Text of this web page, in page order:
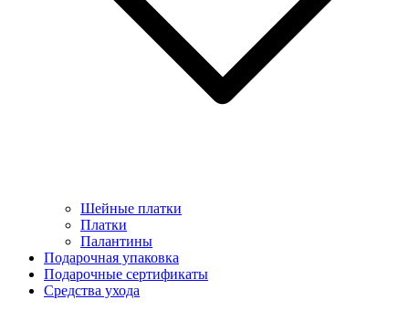
Шейные платки
Платки
Палантины
Подарочная упаковка
Подарочные сертификаты
Средства ухода